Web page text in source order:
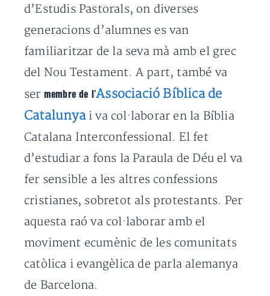
d’Estudis Pastorals, on diverses
generacions d’alumnes es van
familiaritzar de la seva mà amb el grec
del Nou Testament. A part, també va
ser membre de l’Associació Bíblica de
Catalunya i va col·laborar en la Bíblia
Catalana Interconfessional. El fet
d’estudiar a fons la Paraula de Déu el va
fer sensible a les altres confessions
cristianes, sobretot als protestants. Per
aquesta raó va col·laborar amb el
moviment ecumènic de les comunitats
catòlica i evangèlica de parla alemanya
de Barcelona.